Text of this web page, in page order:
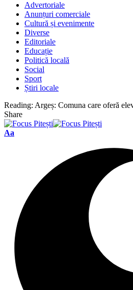
Advertoriale
Anunțuri comerciale
Cultură și evenimente
Diverse
Editoriale
Educație
Politică locală
Social
Sport
Știri locale
Reading: Argeș: Comuna care oferă
Share
Font
Aa